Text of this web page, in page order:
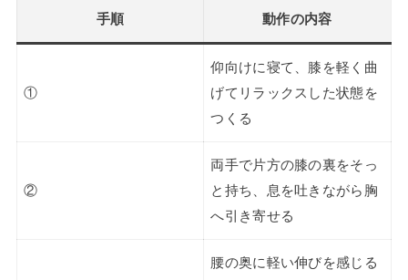
手順 動作の内容
①
仰向けに寝て、膝を軽く曲
げてリラックスした状態を
つくる
②
両手で片方の膝の裏をそっ
と持ち、息を吐きながら胸
へ引き寄せる
腰の奥に軽い伸びを感じる